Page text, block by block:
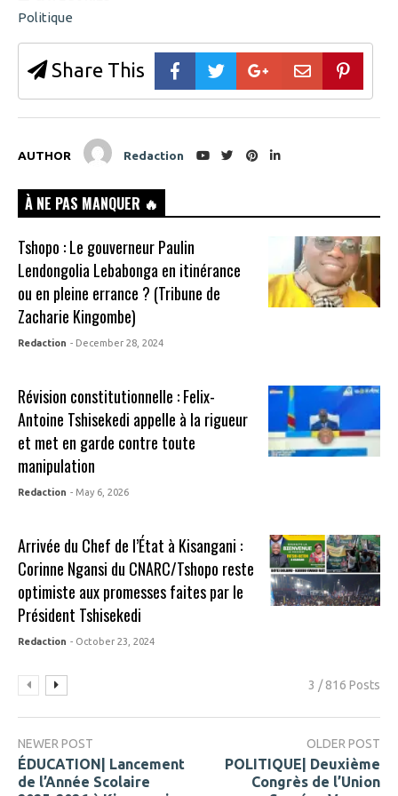
o
o
(
O
p
e
i
e
w
i
n
d
o
)
n
e
w
n
o
w
)
Politique
Share This
AUTHOR Redaction
À NE PAS MANQUER 🔥
Tshopo : Le gouverneur Paulin
Lendongolia Lebabonga en itinérance
ou en pleine errance ? (Tribune de
Zacharie Kingombe)
Redaction - December 28, 2024
Révision constitutionnelle : Felix-
Antoine Tshisekedi appelle à la rigueur
et met en garde contre toute
manipulation
Redaction - May 6, 2026
Arrivée du Chef de l’État à Kisangani :
Corinne Ngansi du CNARC/Tshopo reste
optimiste aux promesses faites par le
Président Tshisekedi
Redaction - October 23, 2024
3 / 816 Posts
NEWER POST
ÉDUCATION| Lancement
de l’Année Scolaire
OLDER POST
POLITIQUE| Deuxième
Congrès de l’Union